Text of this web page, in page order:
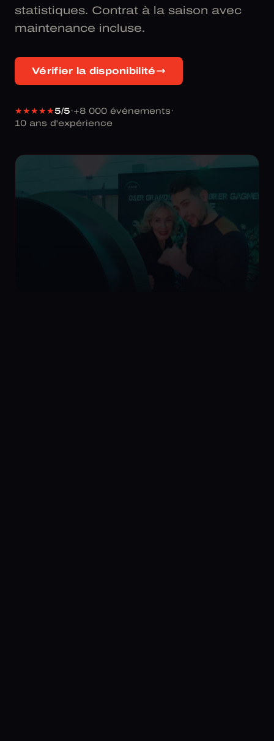
statistiques. Contrat à la saison avec
maintenance incluse.
Vérifier la disponibilité
★★★★★5/5 ·+8 000 événements ·
10 ans d'expérience